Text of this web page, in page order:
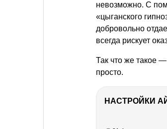
невозможно. С
«цыганского
добровольно
всегда рискует
Так что же такое
просто.
НАСТРОЙКИ